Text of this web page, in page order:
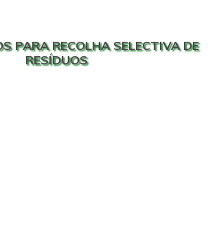
PARA RECOLHA SELECTIVA DE
RESÍDUOS